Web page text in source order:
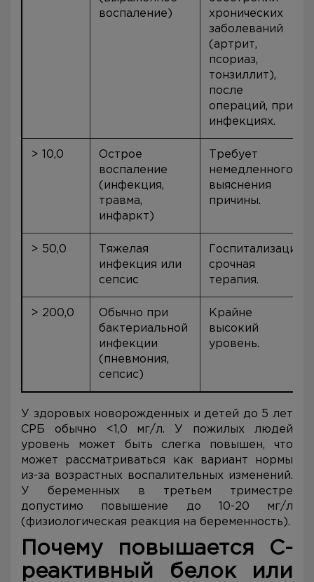
воспаление)
хронических
заболеваний
(артрит,
псориаз,
тонзиллит),
после
операций, при
инфекциях.
> 10,0
Острое
воспаление
(инфекция,
травма,
инфаркт)
Требует
немедленного
выяснения
причины.
> 50,0
Тяжелая
инфекция или
сепсис
Госпитализация,
срочная
терапия.
> 200,0
Обычно при
бактериальной
инфекции
(пневмония,
сепсис)
Крайне
высокий
уровень.
У здоровых новорожденных и детей до 5 лет
СРБ обычно <1,0 мг/л. У пожилых людей
уровень может быть слегка повышен, что
может рассматриваться как вариант нормы
из-за возрастных воспалительных изменений.
У беременных в третьем триместре
допустимо повышение до 10-20 мг/л
(физиологическая реакция на беременность).
Почему повышается С-
реактивный белок или